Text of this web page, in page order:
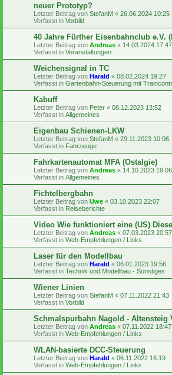
neuer Prototyp?
Letzter Beitrag von StefanM « 26.06.2024 10:25
Verfasst in Vorbild
40 Jahre Fürther Eisenbahnclub e.V.
Letzter Beitrag von Andreas « 14.03.2024 17:47
Verfasst in Veranstaltungen
Weichensignal in TC
Letzter Beitrag von Harald « 08.02.2024 19:27
Verfasst in Gartenbahn-Steuerung mit
Kabuff
Letzter Beitrag von Peter « 08.12.2023 13:52
Verfasst in Allgemeines
Eigenbau Schienen-LKW
Letzter Beitrag von StefanM « 29.11.2023 10:06
Verfasst in Fahrzeuge
Fahrkartenautomat MFA (Ostalgie)
Letzter Beitrag von Andreas « 14.10.2023 19:06
Verfasst in Allgemeines
Fichtelbergbahn
Letzter Beitrag von Uwe « 03.10.2023 22:07
Verfasst in Reiseberichte
Video Wie funktioniert eine (US)
Letzter Beitrag von Andreas « 07.03.2023 20:57
Verfasst in Web-Empfehlungen / Links
Laser für den Modellbau
Letzter Beitrag von Harald « 06.01.2023 19:56
Verfasst in Technik und Modellbau - Sonstiges
Wiener Linien
Letzter Beitrag von StefanM « 07.11.2022 21:43
Verfasst in Vorbild
Schmalspurbahn Nagold - Altensteig
Letzter Beitrag von Andreas « 07.11.2022 18:47
Verfasst in Web-Empfehlungen / Links
WLAN-basierte DCC-Steuerung
Letzter Beitrag von Harald « 06.11.2022 16:19
Verfasst in Web-Empfehlungen / Links